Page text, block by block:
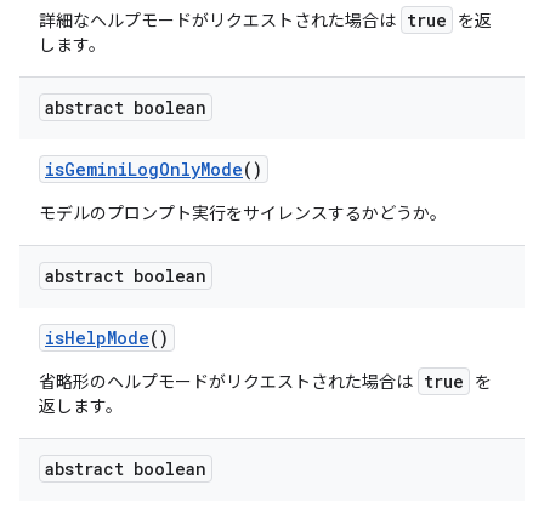
詳細なヘルプモードがリクエストされた場合は true
を返
します。
abstract boolean
isGeminiLogOnlyMode()
モデルのプロンプト実行をサイレンスするかどうか。
abstract boolean
isHelpMode()
省略形のヘルプモードがリクエストされた場合は true
を
返します。
abstract boolean